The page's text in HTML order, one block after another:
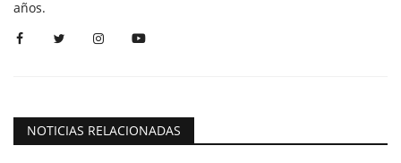
años.
NOTICIAS RELACIONADAS